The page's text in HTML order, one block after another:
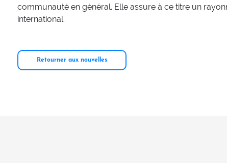
communauté en général. Elle assure à ce titre un
international.
Retourner aux nouvelles